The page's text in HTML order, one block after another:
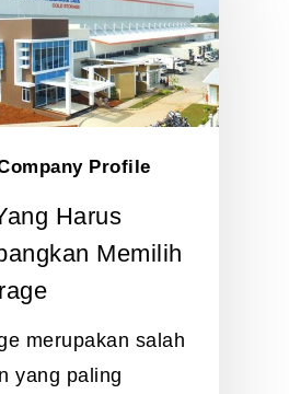
Profile
Harus
Memilih
merupakan salah
yang paling